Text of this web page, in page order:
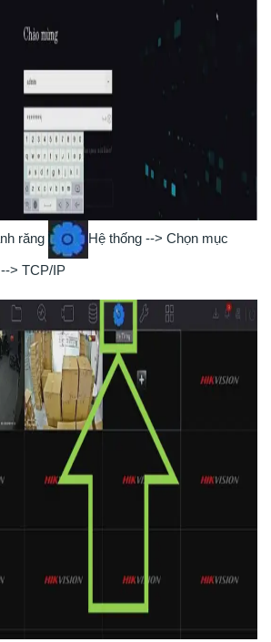
răng Hệ thống --> Chọn mục
> TCP/IP